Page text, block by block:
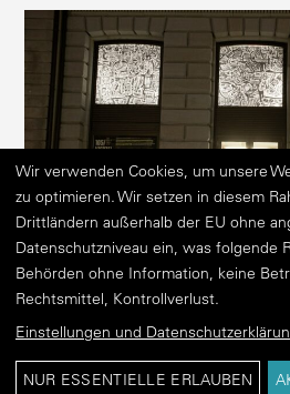
Was möchtest Du mit Deiner
Wir verwenden Cookies, um unsere
zu optimieren. Wir setzen in diesem
Drittländern außerhalb der EU ohne
Datenschutzniveau ein, was folgende
Behörden ohne Information, keine
Rechtsmittel, Kontrollverlust.
Einstellungen und
NUR ESSENTIELLE ERLAUBEN